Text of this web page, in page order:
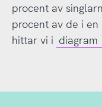
procent av
procent av de i
hittar vi i diagram